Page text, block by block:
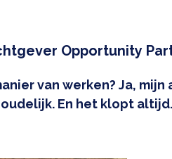
Opportunity
van werken? Ja,
En het klopt